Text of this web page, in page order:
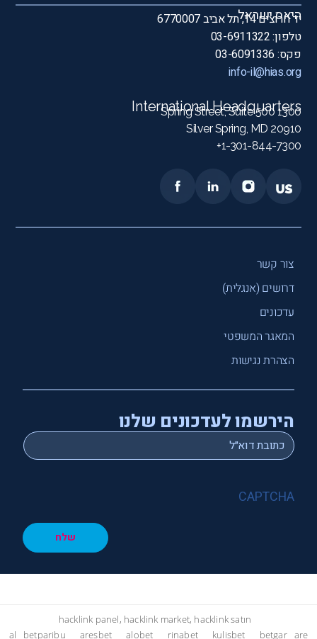
היאס ישראל
יד חרוצים 14, תל אביב 6770007
טלפון: 03-6911322
פקס: 03-6091336
info-il@hias.org
International Headquarters
1300 Spring Street, Suite 500
Silver Spring, MD 20910
1-301-844-7300+
צור קשר
דרושים (אנגלית)
עדכונים
המאגר המשפטי
הצהרת נגישות
הירשמו לעדכונים שלנו
Email
*
CAPTCHA
שלח
hacklink panel, hacklink market, hacklink satın
al
betparibu aresbet alobet rinabet kulisbet betgar are